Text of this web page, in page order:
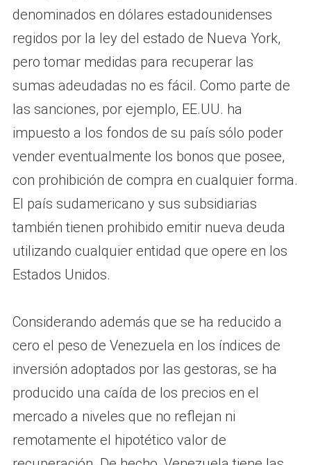
denominados en dólares estadounidenses
regidos por la ley del estado de Nueva York,
pero tomar medidas para recuperar las
sumas adeudadas no es fácil. Como parte de
las sanciones, por ejemplo, EE.UU. ha
impuesto a los fondos de su país sólo poder
vender eventualmente los bonos que posee,
con prohibición de compra en cualquier forma.
El país sudamericano y sus subsidiarias
también tienen prohibido emitir nueva deuda
utilizando cualquier entidad que opere en los
Estados Unidos.
Considerando además que se ha reducido a
cero el peso de Venezuela en los índices de
inversión adoptados por las gestoras, se ha
producido una caída de los precios en el
mercado a niveles que no reflejan ni
remotamente el hipotético valor de